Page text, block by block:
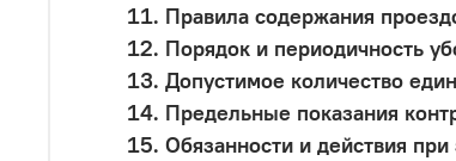
Правила содержания
Порядок и периодичность
Допустимое количество
Предельные показания
Обязанности и действия